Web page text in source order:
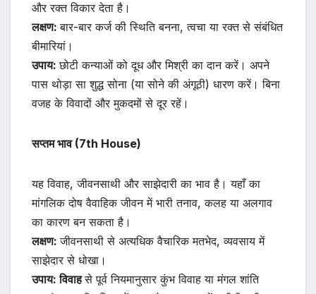
और रक्त विकार देता है।
लक्षण:बार-बार कर्ज की स्थिति बनना, त्वचा या रक्त से संबंधित
बीमारियां।
उपाय:छोटी कन्याओं को दूध और मिश्री का दान करें। अपने
पास थोड़ा सा शुद्ध सोना (या सोने की अंगूठी) धारण करें। बिना
वजह के विवादों और मुकदमों से दूर रहें।
सप्तम भाव (7th House)
यह विवाह, जीवनसाथी और साझेदारी का भाव है। यहाँ का
मांगलिक दोष वैवाहिक जीवन में भारी तनाव, कलह या अलगाव
का कारण बन सकता है।
लक्षण:जीवनसाथी से अत्यधिक वैचारिक मतभेद, व्यवसाय में
साझेदार से धोखा।
उपाय: विवाहसे पूर्व नियमानुसार कुंभ विवाह या मंगल शांति